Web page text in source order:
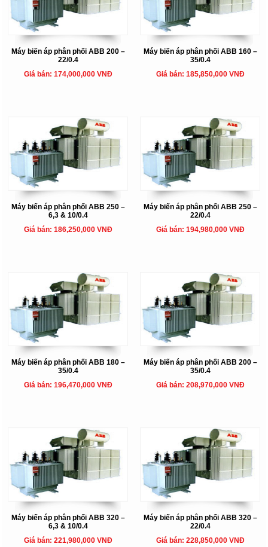
Máy biến áp phân phối ABB 200 –
22/0.4
Giá bán: 174,000,000 VNĐ
Máy biến áp phân phối ABB 160 –
35/0.4
Giá bán: 185,850,000 VNĐ
Máy biến áp phân phối ABB 250 –
6,3 & 10/0.4
Giá bán: 186,250,000 VNĐ
Máy biến áp phân phối ABB 250 –
22/0.4
Giá bán: 194,980,000 VNĐ
Máy biến áp phân phối ABB 180 –
35/0.4
Giá bán: 196,470,000 VNĐ
Máy biến áp phân phối ABB 200 –
35/0.4
Giá bán: 208,970,000 VNĐ
Máy biến áp phân phối ABB 320 –
6,3 & 10/0.4
Giá bán: 221,980,000 VNĐ
Máy biến áp phân phối ABB 320 –
22/0.4
Giá bán: 228,850,000 VNĐ